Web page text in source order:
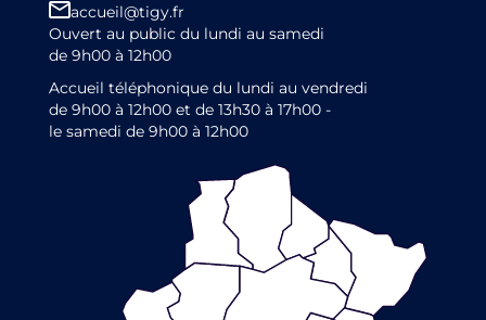
accueil@tigy.fr
Ouvert au public du lundi au samedi
de 9h00 à 12h00
Accueil téléphonique du lundi au vendredi
de 9h00 à 12h00 et de 13h30 à 17h00 -
le samedi de 9h00 à 12h00